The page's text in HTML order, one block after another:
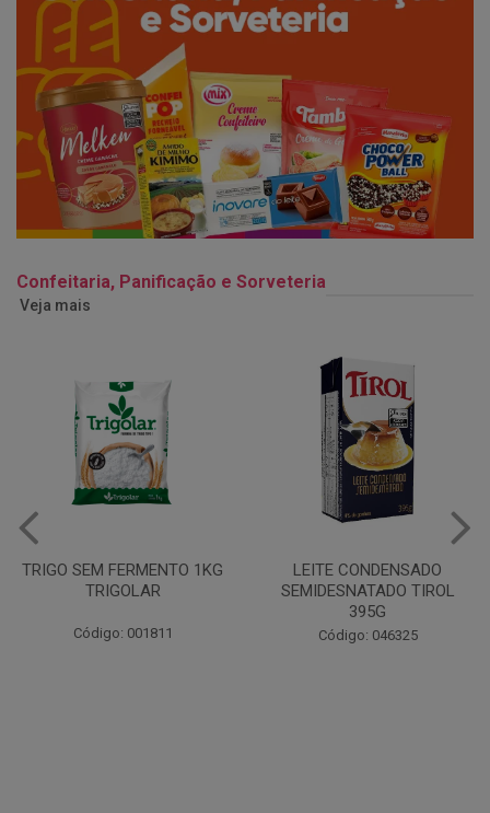
Confeitaria, Panificação e Sorveteria
Veja mais
LEITE CONDENSADO
SEMIDESNATADO TIROL
Código: 046325
CHANTILINHO EM PO 400G
MIX
Código: 037442